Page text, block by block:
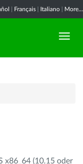
Français Italiano More...
x86_64 (10.15 oder